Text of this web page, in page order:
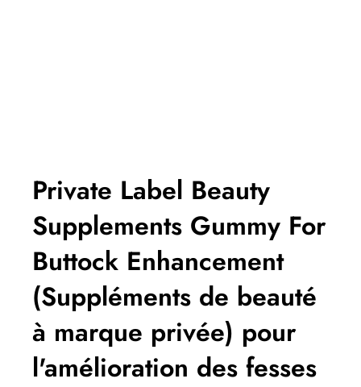
Private Label Beauty
Supplements Gummy For
Buttock Enhancement
(Suppléments de beauté
à marque privée) pour
l'amélioration des fesses